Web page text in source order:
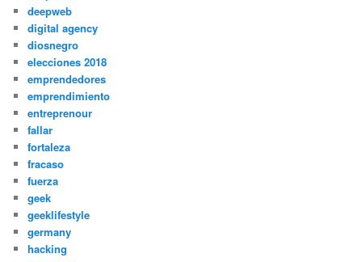
deepweb
digital agency
diosnegro
elecciones 2018
emprendedores
emprendimiento
entreprenour
fallar
fortaleza
fracaso
fuerza
geek
geeklifestyle
germany
hacking